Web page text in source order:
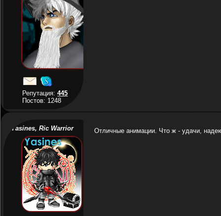
Репутация:445
Постов: 1248
Yasines, Ric Warrior Отличные анимации. Что ж - удачи,